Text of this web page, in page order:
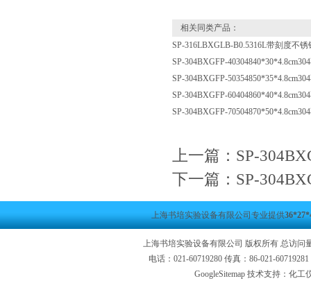
相关同类产品：
SP-316LBXGLB-B0.5316L带刻度不
SP-304BXGFP-
SP-304BXGFP-
SP-304BXGFP-
SP-304BXGFP-
上一篇： SP-
下一篇： SP-
上海书培实验设备有限公司专业提供
上海书培实验设备有限公司 版权所有 总访问
电话：021-60719280 传真：86-021-
GoogleSitemap 技术支持：化工